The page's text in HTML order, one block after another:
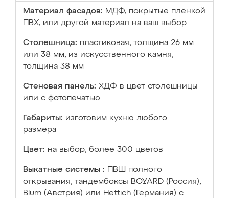
Материал фасадов: МДФ, покрытые плёнкой
ПВХ, или другой материал на ваш выбор
Столешница: пластиковая, толщина 26 мм
или 38 мм; из искусственного камня,
толщина 38 мм
Стеновая панель: ХДФ в цвет столешницы
или с фотопечатью
Габариты: изготовим кухню любого
размера
Цвет: на выбор, более 300 цветов
Выкатные системы :
ПВШ полного
открывания, тандембоксы BOYARD (Россия),
Blum (Австрия) или Hettich (Германия) с